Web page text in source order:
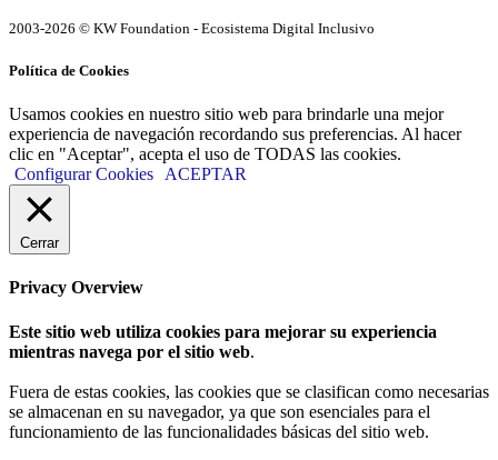
2003-2026 © KW Foundation - Ecosistema Digital Inclusivo
Política de Cookies
Usamos cookies en nuestro sitio web para brindarle una mejor
experiencia de navegación recordando sus preferencias. Al hacer
clic en "Aceptar", acepta el uso de TODAS las cookies.
Configurar Cookies
ACEPTAR
Cerrar
Privacy Overview
Este sitio web utiliza cookies para mejorar su experiencia
mientras navega por el sitio web.
Fuera de estas cookies, las cookies que se clasifican como necesarias
se almacenan en su navegador, ya que son esenciales para el
funcionamiento de las funcionalidades básicas del sitio web.